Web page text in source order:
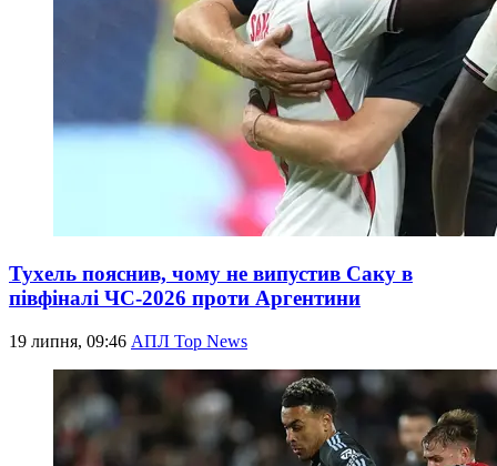
Тухель пояснив, чому не випустив Саку в
півфіналі ЧС-2026 проти Аргентини
19 липня, 09:46 АПЛ Top News